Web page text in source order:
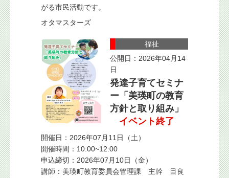
がる市民活動です。
オタマスターズ
福祉
公開日：2026年04月14
日
発達子育てセミナ
ー「美瑛町の教育
方針と取り組み」
イベント終了
開催日：2026年07月11日（土）
開催時間：10:00~12:00
申込締切：2026年07月10日（金）
講師：美瑛町教育委員会管理課 主幹 目良